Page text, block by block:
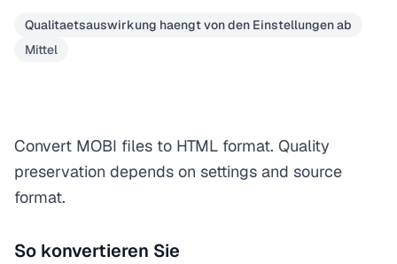
Qualitaetsauswirkung haengt von den Einstellungen ab
Mittel
Convert MOBI files to HTML format. Quality
preservation depends on settings and source
format.
So konvertieren Sie